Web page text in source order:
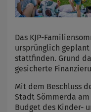
Das KJP-
ursprünglich
stattfinden. Grund
gesicherte
Mit dem Beschluss
Stadt Sömmerda am
Budget des Kinder-